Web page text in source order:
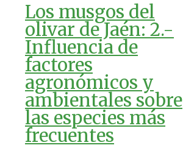
Los musgos del
olivar de Jaén: 2.-
Influencia de
factores
agronómicos y
ambientales sobre
las especies más
frecuentes